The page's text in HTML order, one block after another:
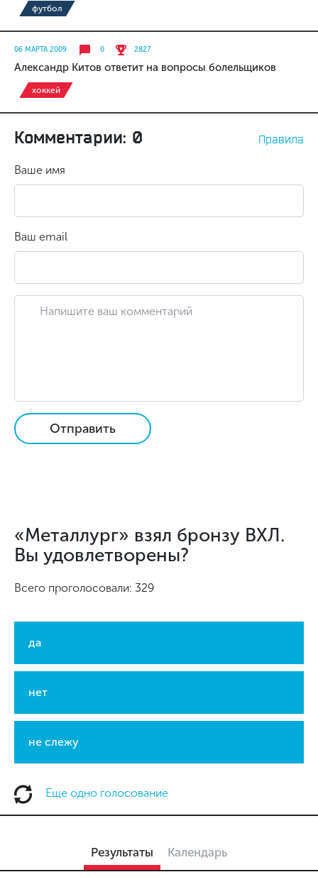
футбол
06 МАРТА 2009 0 2827
Александр Китов ответит на вопросы болельщиков
хоккей
Комментарии: 0 Правила
Ваше имя
Ваш email
Отправить
«Металлург» взял бронзу ВХЛ.
Вы удовлетворены?
Всего проголосовали: 329
да
нет
не слежу
Еще одно голосование
Результаты Календарь